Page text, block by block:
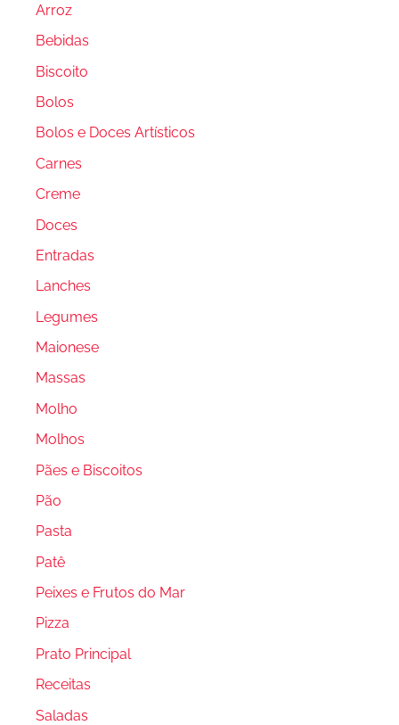
Arroz
Bebidas
Biscoito
Bolos
Bolos e Doces Artísticos
Carnes
Creme
Doces
Entradas
Lanches
Legumes
Maionese
Massas
Molho
Molhos
Pães e Biscoitos
Pão
Pasta
Patê
Peixes e Frutos do Mar
Pizza
Prato Principal
Receitas
Saladas